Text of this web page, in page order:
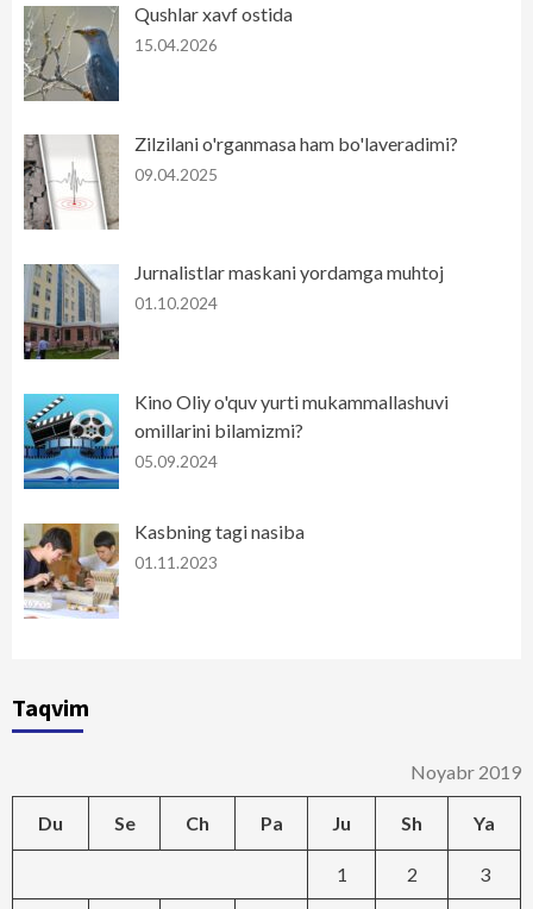
Qushlar xavf ostida
15.04.2026
Zilzilani o'rganmasa ham bo'laveradimi?
09.04.2025
Jurnalistlar maskani yordamga muhtoj
01.10.2024
Kino Oliy o'quv yurti mukammallashuvi
omillarini bilamizmi?
05.09.2024
Kasbning tagi nasiba
01.11.2023
Taqvim
Noyabr 2019
Du Se Ch Pa Ju Sh Ya
1 2 3